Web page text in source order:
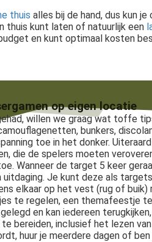
thuis alles bij de hand, dus kun
thuis kunt laten of natuurlijk een
en kunt optimaal kosten
op eigen locatie
willen we graag wat toffe
bunkers,
toe in het donker.
die de spelers moeten
Wanneer de target 5 keer
Je kunt deze als
elkaar op het vest (rug of
te regelen, een themafeestje
en kan iedereen
bereiden, inclusief het lezen
huur je meerdere dagen of